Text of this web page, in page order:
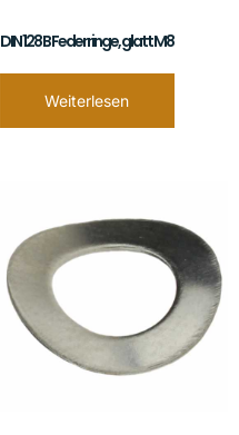
DIN 128 B Federringe, glatt M8
Weiterlesen